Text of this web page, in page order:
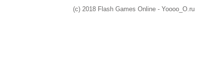
(c) 2018 Flash Games Online - Yoooo_O.ru